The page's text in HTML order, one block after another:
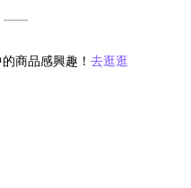
商品感興趣！ 去逛逛